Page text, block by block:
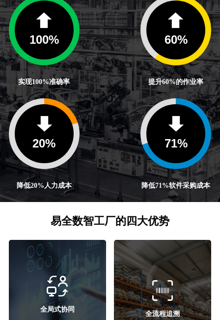
100%
实现100%准确率
60%
提升60%的作业率
20%
降低20%人力成本
71%
降低71%软件采购成本
易全数智工厂的四大优势
全局式协同
全流程追溯